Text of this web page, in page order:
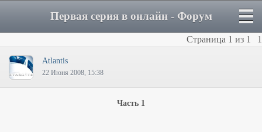
Первая серия в онлайн - Форум
Страница 1 из 1 1
Atlantis
22 Июня 2008, 15:38
Часть 1